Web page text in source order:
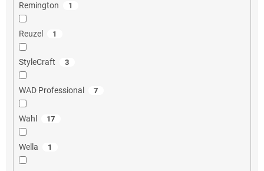
Remington 1
Reuzel 1
StyleCraft 3
WAD Professional 7
Wahl 17
Wella 1